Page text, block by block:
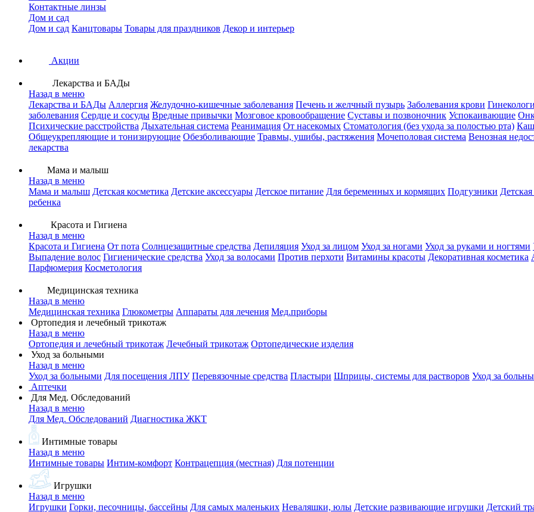
Контактные линзы
Дом и сад
Дом и сад Канцтовары Товары для праздников Декор и интерьер
Акции
Лекарства и БАДы
Назад в меню
Лекарства и БАДы Аллергия Желудочно-кишечные заболевания Печень и желчный пузырь Заболевания крови
заболевания Сердце и сосуды Вредные привычки Мозговое кровообращение Суставы и позвоночник Успокаивающие
Психические расстройства Дыхательная система Реанимация От насекомых Стоматология (без ухода за полостью рта)
Общеукрепляющие и тонизирующие Обезболивающие Травмы, ушибы, растяжения Мочеполовая система Венозная
лекарства
Мама и малыш
Назад в меню
Мама и малыш Детская косметика Детские аксессуары Детское питание Для беременных и кормящих Подгузники
ребенка
Красота и Гигиена
Назад в меню
Красота и Гигиена От пота Солнцезащитные средства Депиляция Уход за лицом Уход за ногами Уход за руками и ногтями
Выпадение волос Гигиенические средства Уход за волосами Против перхоти Витамины красоты Декоративная косметика
Парфюмерия Косметология
Медицинская техника
Назад в меню
Медицинская техника Глюкометры Аппараты для лечения Мед.приборы
Ортопедия и лечебный трикотаж
Назад в меню
Ортопедия и лечебный трикотаж Лечебный трикотаж Ортопедические изделия
Уход за больными
Назад в меню
Уход за больными Для посещения ЛПУ Перевязочные средства Пластыри Шприцы, системы для растворов Уход за
Аптечки
Для Мед. Обследований
Назад в меню
Для Мед. Обследований Диагностика ЖКТ
Интимные товары
Назад в меню
Интимные товары Интим-комфорт Контрацепция (местная) Для потенции
Игрушки
Назад в меню
Игрушки Горки, песочницы, бассейны Для самых маленьких Неваляшки, юлы Детские развивающие игрушки Детский